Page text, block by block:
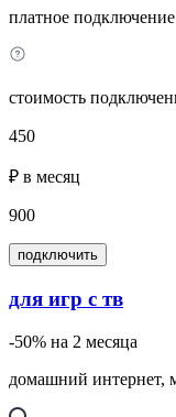
платное подключение
стоимость
450
₽ в месяц
900
подключить
для игр с тв
-50% на 2 месяца
домашний интернет,